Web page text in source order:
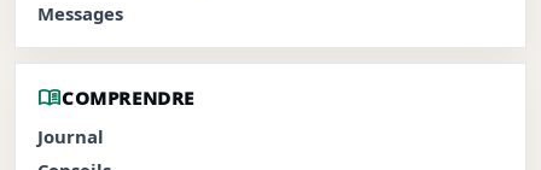
Messages
menu_bookCOMPRENDRE
Journal